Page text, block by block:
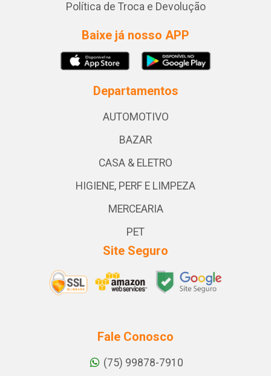
Política de Troca e Devolução
Baixe já nosso APP
Departamentos
AUTOMOTIVO
BAZAR
CASA & ELETRO
HIGIENE, PERF E LIMPEZA
MERCEARIA
PET
Site Seguro
Fale Conosco
(75) 99878-7910